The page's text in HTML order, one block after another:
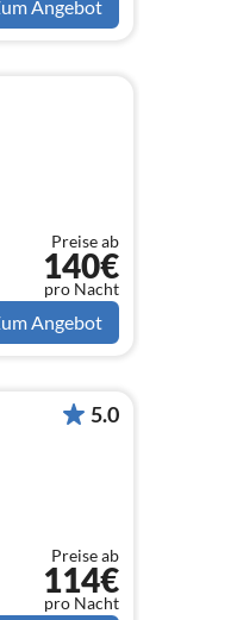
Angebot
Preise ab
140€
pro Nacht
Angebot
5.0
Preise ab
114€
pro Nacht